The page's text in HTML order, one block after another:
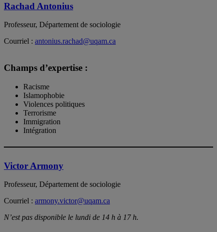
Rachad Antonius
Professeur, Département de sociologie
Courriel : antonius.rachad@uqam.ca
Champs d’expertise :
Racisme
Islamophobie
Violences politiques
Terrorisme
Immigration
Intégration
Victor Armony
Professeur, Département de sociologie
Courriel : armony.victor@uqam.ca
N’est pas disponible le lundi de 14 h à 17 h.